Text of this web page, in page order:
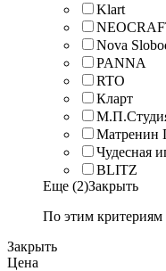
Klart
Nova
PANNA
RTO
Кларт
Матренин
Чудесная
BLITZ
Еще (2)Закрыть
По этим критериям
Закрыть
Цена